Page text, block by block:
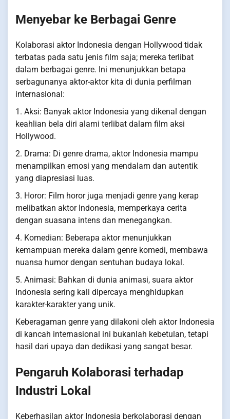
Menyebar ke Berbagai Genre
Kolaborasi aktor Indonesia dengan Hollywood tidak
terbatas pada satu jenis film saja; mereka terlibat
dalam berbagai genre. Ini menunjukkan betapa
serbagunanya aktor-aktor kita di dunia perfilman
internasional:
1. Aksi: Banyak aktor Indonesia yang dikenal dengan
keahlian bela diri alami terlibat dalam film aksi
Hollywood.
2. Drama: Di genre drama, aktor Indonesia mampu
menampilkan emosi yang mendalam dan autentik
yang diapresiasi luas.
3. Horor: Film horor juga menjadi genre yang kerap
melibatkan aktor Indonesia, memperkaya cerita
dengan suasana intens dan menegangkan.
4. Komedian: Beberapa aktor menunjukkan
kemampuan mereka dalam genre komedi, membawa
nuansa humor dengan sentuhan budaya lokal.
5. Animasi: Bahkan di dunia animasi, suara aktor
Indonesia sering kali dipercaya menghidupkan
karakter-karakter yang unik.
Keberagaman genre yang dilakoni oleh aktor Indonesia
di kancah internasional ini bukanlah kebetulan, tetapi
hasil dari upaya dan dedikasi yang sangat besar.
Pengaruh Kolaborasi terhadap
Industri Lokal
Keberhasilan aktor Indonesia berkolaborasi dengan